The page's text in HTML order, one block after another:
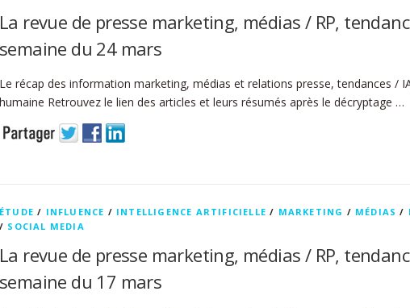
La revue de presse marketing, médias / RP,
semaine du 24 mars
Le récap des information marketing, médias et relations presse, tendances /
humaine Retrouvez le lien des articles et leurs résumés après le décryptage …
ÉTUDE / INFLUENCE / INTELLIGENCE ARTIFICIELLE / MARKETING / MÉDIAS /
/ SOCIAL MEDIA
La revue de presse marketing, médias / RP,
semaine du 17 mars